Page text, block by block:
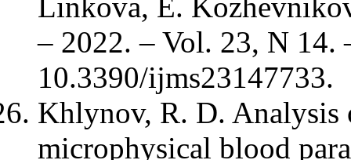
– 2022. – Vol. 23, N
10.3390/ijms23147733.
Khlynov, R. D. Analysis
microphysical blood